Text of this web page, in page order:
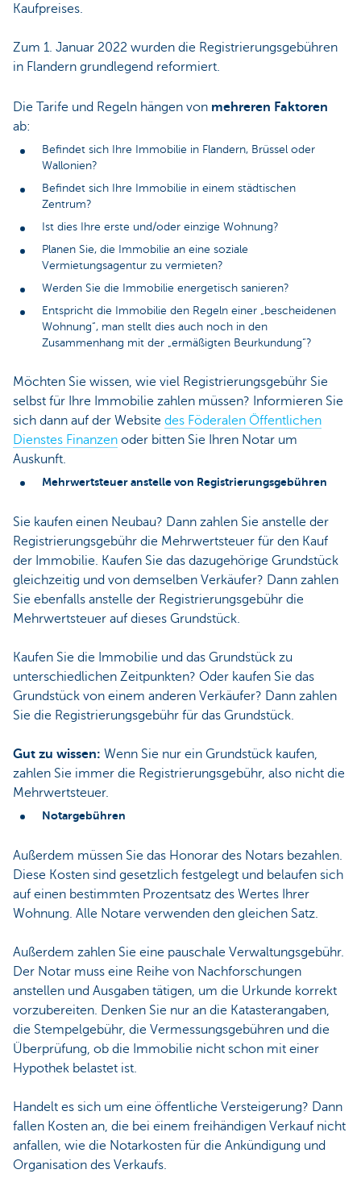
Kaufpreises.
Zum 1. Januar 2022 wurden die Registrierungsgebühren
in Flandern grundlegend reformiert.
Die Tarife und Regeln hängen von mehreren Faktoren
ab:
Befindet sich Ihre Immobilie in Flandern, Brüssel oder
Wallonien?
Befindet sich Ihre Immobilie in einem städtischen
Zentrum?
Ist dies Ihre erste und/oder einzige Wohnung?
Planen Sie, die Immobilie an eine soziale
Vermietungsagentur zu vermieten?
Werden Sie die Immobilie energetisch sanieren?
Entspricht die Immobilie den Regeln einer „bescheidenen
Wohnung“, man stellt dies auch noch in den
Zusammenhang mit der „ermäßigten Beurkundung“?
Möchten Sie wissen, wie viel Registrierungsgebühr Sie
selbst für Ihre Immobilie zahlen müssen? Informieren Sie
sich dann auf der Website des Föderalen Öffentlichen
Dienstes Finanzen oder bitten Sie Ihren Notar um
Auskunft.
Mehrwertsteuer anstelle von Registrierungsgebühren
Sie kaufen einen Neubau? Dann zahlen Sie anstelle der
Registrierungsgebühr die Mehrwertsteuer für den Kauf
der Immobilie. Kaufen Sie das dazugehörige Grundstück
gleichzeitig und von demselben Verkäufer? Dann zahlen
Sie ebenfalls anstelle der Registrierungsgebühr die
Mehrwertsteuer auf dieses Grundstück.
Kaufen Sie die Immobilie und das Grundstück zu
unterschiedlichen Zeitpunkten? Oder kaufen Sie das
Grundstück von einem anderen Verkäufer? Dann zahlen
Sie die Registrierungsgebühr für das Grundstück.
Gut zu wissen: Wenn Sie nur ein Grundstück kaufen,
zahlen Sie immer die Registrierungsgebühr, also nicht die
Mehrwertsteuer.
Notargebühren
Außerdem müssen Sie das Honorar des Notars bezahlen.
Diese Kosten sind gesetzlich festgelegt und belaufen sich
auf einen bestimmten Prozentsatz des Wertes Ihrer
Wohnung. Alle Notare verwenden den gleichen Satz.
Außerdem zahlen Sie eine pauschale Verwaltungsgebühr.
Der Notar muss eine Reihe von Nachforschungen
anstellen und Ausgaben tätigen, um die Urkunde korrekt
vorzubereiten. Denken Sie nur an die Katasterangaben,
die Stempelgebühr, die Vermessungsgebühren und die
Überprüfung, ob die Immobilie nicht schon mit einer
Hypothek belastet ist.
Handelt es sich um eine öffentliche Versteigerung? Dann
fallen Kosten an, die bei einem freihändigen Verkauf nicht
anfallen, wie die Notarkosten für die Ankündigung und
Organisation des Verkaufs.